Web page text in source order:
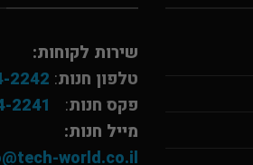
שירות לקוחות:
טלפון חנות:
2242
פקס חנות:
2241
מייל חנות:
world.co.il